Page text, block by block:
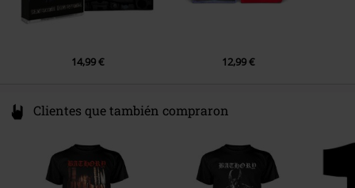
6. Enter The Eternal Fire
13 Candles
10.
Outro
14,99 € 12,99 €
Clientes que también compraron